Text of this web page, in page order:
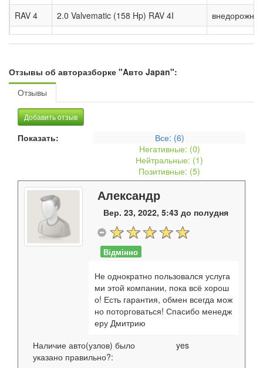
RAV 4
2.0 Valvematic (158 Hp) RAV 4I
внедорожник
RAV 4
2.0 Velvematic (151 Hp) 4WD RAV 4 IV
внедорожник
Отзывы об авторазборке "Aвто Japan":
Отзывы
Добавить отзыв
Показать: Все: (6)
Негативные: (0)
Нейтральные: (1)
Позитивные: (5)
Александр
Вер. 23, 2022, 5:43 до полудня
Відмінно
Не однократно пользовался услуга
ми этой компании, пока всё хорош
о! Есть гарантия, обмен всегда мож
но поторговаться! Спасибо менедж
еру Дмитрию
Наличие авто(узлов) было
указано правильно?:
yes